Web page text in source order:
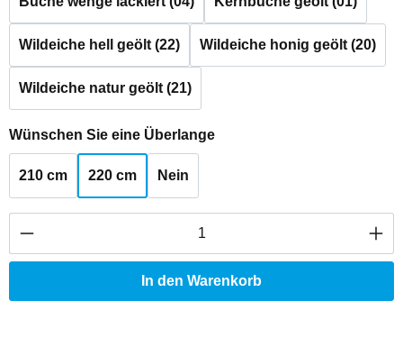
Wildeiche hell geölt (22) Wildeiche honig geölt (20)
Wildeiche natur geölt (21)
Wünschen Sie eine Überlangeauswählen
210 cm 220 cm Nein
Produkt Anzahl: Gib den gewünschten
In den Warenkorb